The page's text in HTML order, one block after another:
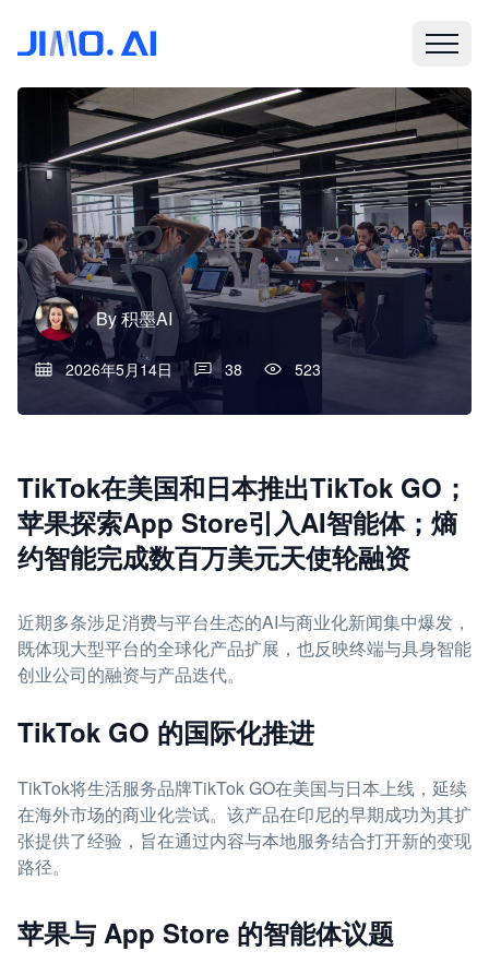
By积墨AI
2026年5月14日 38 523
TikTok在美国和日本推出TikTok GO；
苹果探索App Store引入AI智能体；熵
约智能完成数百万美元天使轮融资
近期多条涉足消费与平台生态的AI与商业化新闻集中爆发，
既体现大型平台的全球化产品扩展，也反映终端与具身智能
创业公司的融资与产品迭代。
TikTok GO 的国际化推进
TikTok将生活服务品牌TikTok GO在美国与日本上线，延续
在海外市场的商业化尝试。该产品在印尼的早期成功为其扩
张提供了经验，旨在通过内容与本地服务结合打开新的变现
路径。
苹果与 App Store 的智能体议题